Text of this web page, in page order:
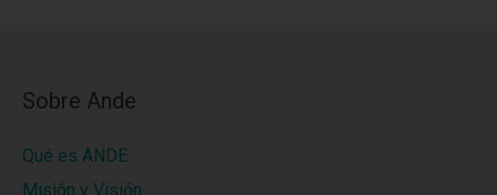
Sobre Ande
Qué es ANDE
Misión y Visión